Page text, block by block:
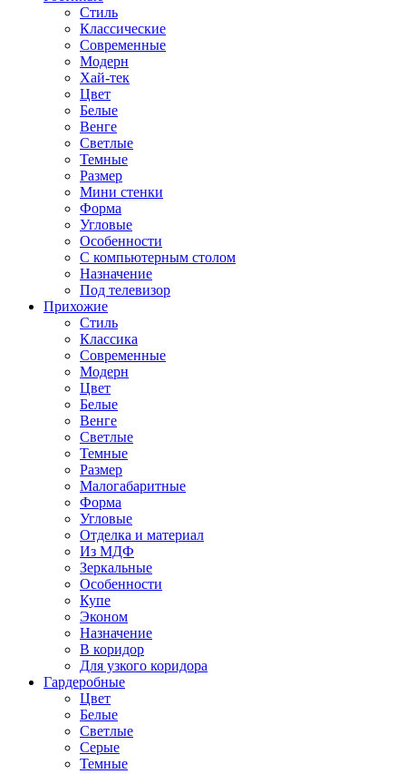
Стиль
Классические
Современные
Модерн
Хай-тек
Цвет
Белые
Венге
Светлые
Темные
Размер
Мини стенки
Форма
Угловые
Особенности
С компьютерным столом
Назначение
Под телевизор
Прихожие
Стиль
Классика
Современные
Модерн
Цвет
Белые
Венге
Светлые
Темные
Размер
Малогабаритные
Форма
Угловые
Отделка и материал
Из МДФ
Зеркальные
Особенности
Купе
Эконом
Назначение
В коридор
Для узкого коридора
Гардеробные
Цвет
Белые
Светлые
Серые
Темные